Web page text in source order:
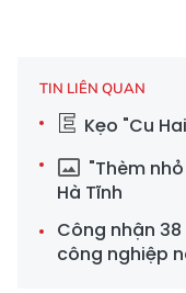
TIN LIÊN QUAN
Kẹo "Cu
"Thèm
Hà Tĩnh
Công nhận
công nghiệp